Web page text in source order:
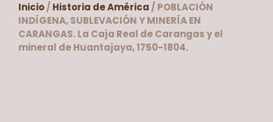
Inicio/ Historia de América / POBLACIÓN
INDÍGENA, SUBLEVACIÓN Y MINERÍA EN
CARANGAS. La Caja Real de Carangas y el
mineral de Huantajaya, 1750-1804.